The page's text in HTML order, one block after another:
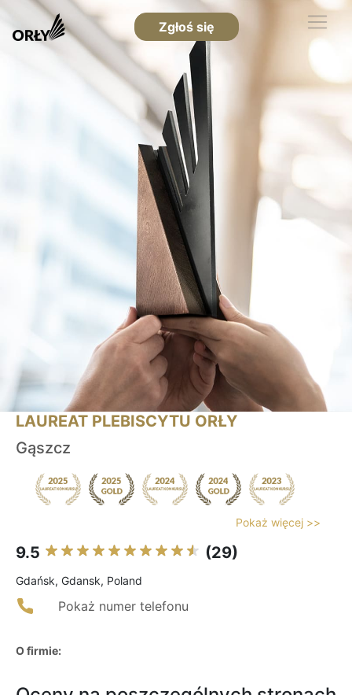
Zgłoś się
LAUREAT PLEBISCYTU ORŁY
Gąszcz
Pokaż więcej >>
9.5 (29)
Gdańsk, Gdansk, Poland
Pokaż numer telefonu
O firmie: